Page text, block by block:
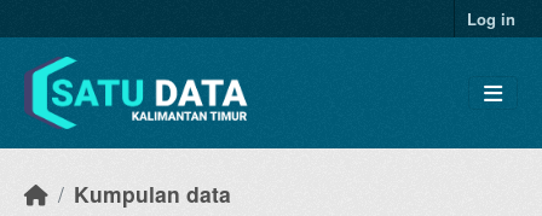
Log in
Kumpulan data